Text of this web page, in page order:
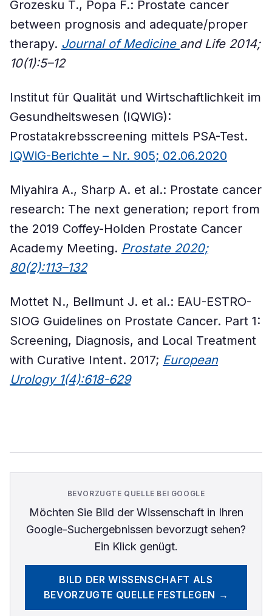
Grozesku T., Popa F.: Prostate cancer
between prognosis and adequate/proper
therapy. Journal of Medicine and Life 2014;
10(1):5–12
Institut für Qualität und Wirtschaftlichkeit im
Gesundheitswesen (IQWiG):
Prostatakrebsscreening mittels PSA-Test.
IQWiG-Berichte – Nr. 905; 02.06.2020
Miyahira A., Sharp A. et al.: Prostate cancer
research: The next generation; report from
the 2019 Coffey-Holden Prostate Cancer
Academy Meeting. Prostate 2020;
80(2):113–132
Mottet N., Bellmunt J. et al.: EAU-ESTRO-
SIOG Guidelines on Prostate Cancer. Part 1:
Screening, Diagnosis, and Local Treatment
with Curative Intent. 2017; European
Urology 1(4):618-629
BEVORZUGTE QUELLE BEI GOOGLE
Möchten Sie Bild der Wissenschaftin Ihren
Google-Suchergebnissen bevorzugt sehen?
Ein Klick genügt.
BILD DER WISSENSCHAFT ALS
BEVORZUGTE QUELLE FESTLEGEN →